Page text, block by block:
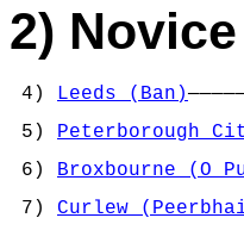
2)
4) Leeds (Ban)
5) Peterborough
6) Broxbourne (O
7) Curlew